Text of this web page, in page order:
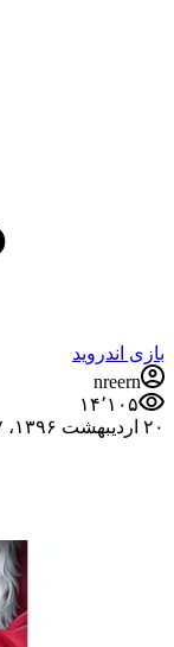
بازی اندروید
nreern
۱۴٬۱۰۵
۲۰ اردیبهشت ۱۳۹۶،‏ ۲۳:۳۷